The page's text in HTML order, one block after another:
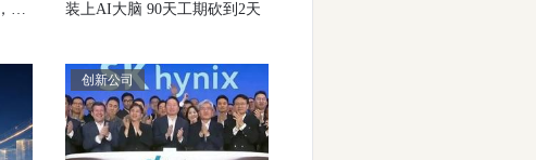
冲
装上AI大脑 90天工期砍到2天
创新公司